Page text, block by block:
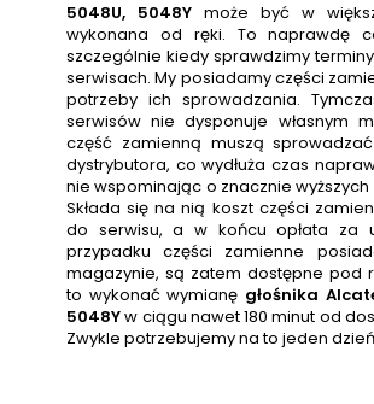
5048U, 5048Y może być w
wykonana od ręki. To naprawdę
szczególnie kiedy sprawdzimy
serwisach. My posiadamy części
potrzeby ich sprowadzania.
serwisów nie dysponuje własnym
część zamienną muszą
dystrybutora, co wydłuża czas
nie wspominając o znacznie
Składa się na nią koszt części
do serwisu, a w końcu opłata za
przypadku części zamienne
magazynie, są zatem dostępne pod
to wykonać wymianę głośnika
5048Yw ciągu nawet 180 minut od
Zwykle potrzebujemy na to jeden